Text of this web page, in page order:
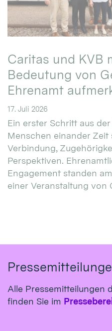
Caritas und KVB
Bedeutung von
Ehrenamt
17. Juli 2026
Ein erster Schritt aus
Menschen einander Zeit
Verbindung,
Perspektiven.
Engagement standen
einer Veranstaltung von
Alle Pressemitteilungen
finden Sie im